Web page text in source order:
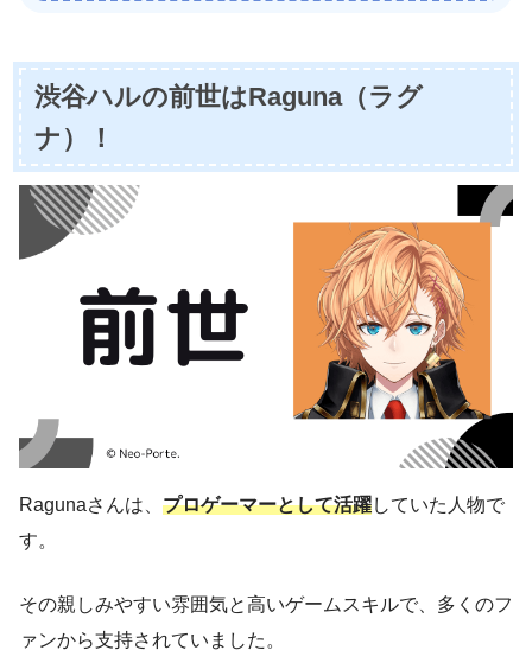
渋谷ハルの前世はRaguna（ラグ
ナ）！
Ragunaさんは、 プロゲーマーとして活躍していた人物で
す。
その親しみやすい雰囲気と高いゲームスキルで、多くのフ
ァンから支持されていました。